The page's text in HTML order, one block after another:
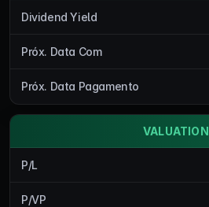
Dividend Yield
Próx. Data Com
Próx. Data Pagamento
VALUATION
P/L
P/VP